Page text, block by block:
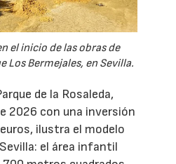
el inicio de las obras de
Los Bermejales, en Sevilla.
de la Rosaleda,
2026 con una inversión
ilustra el modelo
el área infantil